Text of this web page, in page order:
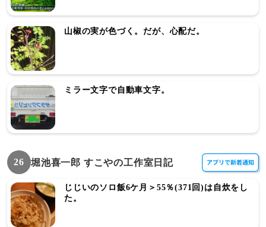
山椒の実が色づく。だが、心配だ。
ミラー文字で自動車文字。
26 堀池喜一郎 すこやの工作室日記
じじいのソロ飯6ケ月＞55％(371回)は自炊をし
た。